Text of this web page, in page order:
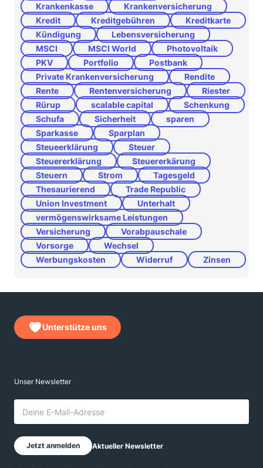
Krankenkasse
Krankenversicherung
Kredit
Kreditgebühren
Kreditkarte
Kündigung
Lebensversicherung
MSCI
MSCI World
Photovoltaik
PKV
Portfolio
Postbank
Private Krankenversicherung
Rendite
Rente
Rentenversicherung
Riester
Rürup
scalable capital
Schenkung
Schufa
Sicherheit
sparen
Sparkasse
Sparplan
Steueerklärung
Steuer
Steuererklärung
Steuererkärung
Steuern
Strom
Tagesgeld
Thesaurierend
Trade Republic
Union Investment
Unterhalt
vermögenswirksame Leistungen
Versicherung
Vorabpauschale
Vorsorge
Wechsel
Werbungskosten
Widerruf Zinsen
Unterstütze uns